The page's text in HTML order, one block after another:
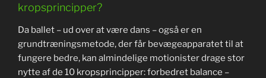
kropsprincipper?
Da ballet – ud over at være dans – også er en
grundtræningsmetode, der får bevægeapparatet til at
fungere bedre, kan almindelige motionister drage stor
nytte af de 10 kropsprincipper: forbedret balance –